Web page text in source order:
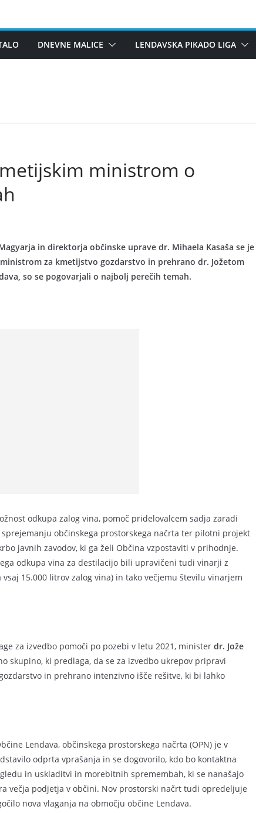
DNEVNE MALICE LENDAVSKA PIKADO LIGA
ministrom o
in direktorja občinske uprave dr. Mihaela Kasaša se je
za kmetijstvo gozdarstvo in prehrano dr. Jožetom
so se pogovarjali o najbolj perečih temah.
odkupa zalog vina, pomoč pridelovalcem sadja zaradi
občinskega prostorskega načrta ter pilotni projekt
javnih zavodov, ki ga želi Občina vzpostaviti v prihodnje.
odkupa vina za destilacijo bili upravičeni tudi vinarji z
15.000 litrov zalog vina) in tako večjemu številu vinarjem
za izvedbo pomoči po pozebi v letu 2021, minister dr. Jože
skupino, ki predlaga, da se za izvedbo ukrepov pripravi
in prehrano intenzivno išče rešitve, ki bi lahko
Lendava, občinskega prostorskega načrta (OPN) je v
odprta vprašanja in se dogovorilo, kdo bo kontaktna
in uskladitvi in morebitnih spremembah, ki se nanašajo
večja podjetja v občini. Nov prostorski načrt tudi opredeljuje
nova vlaganja na območju občine Lendava.